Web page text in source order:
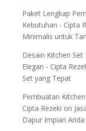
Paket Lengkap
Kebutuhan - Cipta
Minimalis untuk
Desain Kitchen
Elegan - Cipta
Set yang Tepat
Pembuatan
Cipta Rezeki on
Dapur Impian Anda